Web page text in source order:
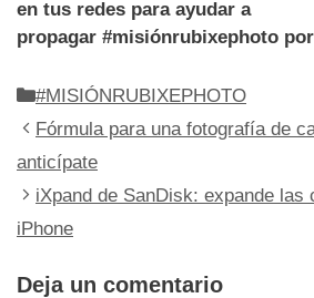
en tus redes para ayudar a
propagar #misiónrubixephoto
Categorías
#MISIÓNRUBIXEPHOTO
Fórmula para una fotografía de
anticípate
iXpand de SanDisk: expande las
iPhone
Deja un comentario